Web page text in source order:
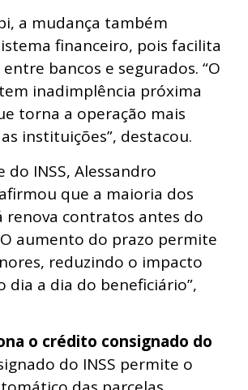
a mudança também
financeiro, pois facilita
bancos e segurados. “O
inadimplência próxima
torna a operação mais
instituições”, destacou.
do INSS, Alessandro
que a maioria dos
renova contratos antes do
aumento do prazo permite
reduzindo o impacto
dia a dia do beneficiário”,
o crédito consignado do
do INSS permite o